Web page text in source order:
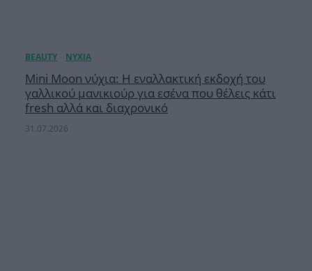
Μini Moon νύχια: Η εναλλακτική εκδοχή του
γαλλικού μανικιούρ για εσένα που θέλεις κάτι
fresh αλλά και διαχρονικό
31.07.2026